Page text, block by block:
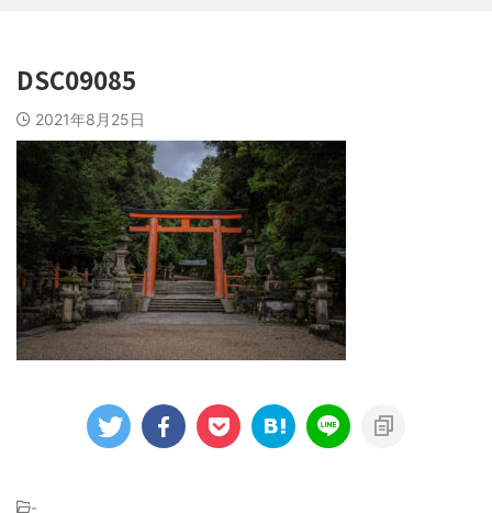
DSC09085
2021年8月25日
-